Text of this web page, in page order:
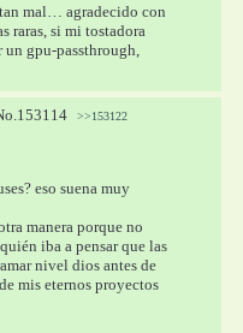
mal… agradecido con
raras, si mi tostadora
gpu-passthrough,
153114 >>153122
eso suena muy
manera porque no
iba a pensar que las
nivel dios antes de
mis eternos proyectos